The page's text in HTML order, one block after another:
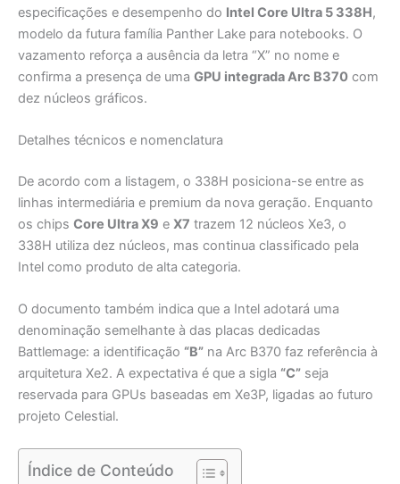
especificações e desempenho do Intel Core Ultra 5 338H,
modelo da futura família Panther Lake para notebooks. O
vazamento reforça a ausência da letra “X” no nome e
confirma a presença de uma GPU integrada Arc B370 com
dez núcleos gráficos.
Detalhes técnicos e nomenclatura
De acordo com a listagem, o 338H posiciona-se entre as
linhas intermediária e premium da nova geração. Enquanto
os chips Core Ultra X9 e X7 trazem 12 núcleos Xe3, o
338H utiliza dez núcleos, mas continua classificado pela
Intel como produto de alta categoria.
O documento também indica que a Intel adotará uma
denominação semelhante à das placas dedicadas
Battlemage: a identificação “B” na Arc B370 faz referência à
arquitetura Xe2. A expectativa é que a sigla “C” seja
reservada para GPUs baseadas em Xe3P, ligadas ao futuro
projeto Celestial.
Índice de Conteúdo